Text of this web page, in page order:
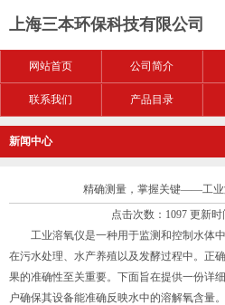
上海三本环保科技有限公司
网站首页 公司简介
联系我们 产品目录
新闻中心
精确测量，掌握关键——工业
点击次数：1097 更新时
工业溶氧仪是一种用于监测和控制水体中
在污水处理、水产养殖以及发酵过程中。正
果的准确性至关重要。下面旨在提供一份详
户确保其设备能准确反映水中的溶解氧含量。